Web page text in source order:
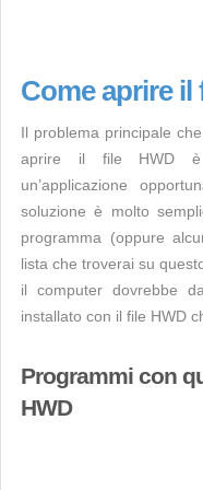
Come aprire il
Il problema principale
aprire il file HWD è
un’applicazione
soluzione è molto
programma (oppure
lista che troverai su
il computer dovrebbe
installato con il file HWD
Programmi con
HWD